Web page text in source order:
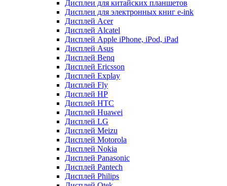
Дисплеи для китайских планшетов
Дисплеи для электронных книг e-ink
Дисплей Acer
Дисплей Alcatel
Дисплей Apple iPhone, iPod, iPad
Дисплей Asus
Дисплей Benq
Дисплей Ericsson
Дисплей Explay
Дисплей Fly
Дисплей HP
Дисплей HTC
Дисплей Huawei
Дисплей LG
Дисплей Meizu
Дисплей Motorola
Дисплей Nokia
Дисплей Panasonic
Дисплей Pantech
Дисплей Philips